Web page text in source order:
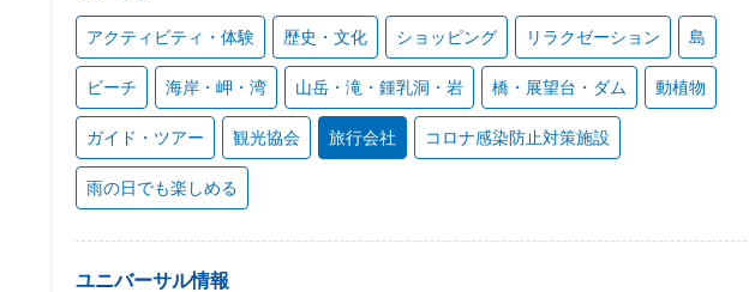
アクティビティ・体験 歴史・文化 ショッピング リラクゼーション 島
ビーチ 海岸・岬・湾 山岳・滝・鍾乳洞・岩 橋・展望台・ダム 動植物
ガイド・ツアー 観光協会 旅行会社 コロナ感染防止対策施設
雨の日でも楽しめる
ユニバーサル情報